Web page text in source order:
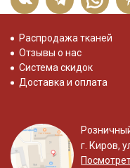
Распродажа тканей
Отзывы о нас
Система скидок
Доставка и оплата
г. Киров,